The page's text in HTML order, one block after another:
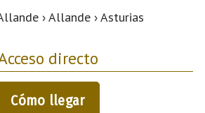
› Allande › Asturias
directo
Cómo llegar